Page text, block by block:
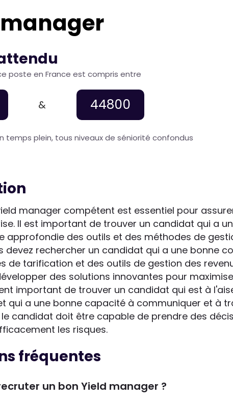
poste en France est compris entre
& 44800
temps plein, tous niveaux de séniorité confondus
manager compétent est essentiel pour
Il est important de trouver un candidat qui a
approfondie des outils et des méthodes de
devez rechercher un candidat qui a une bonne
de tarification et des outils de gestion des
des solutions innovantes pour
important de trouver un candidat qui est à
qui a une bonne capacité à communiquer et à
le candidat doit être capable de prendre des
les risques.
fréquentes
un bon Yield manager ?